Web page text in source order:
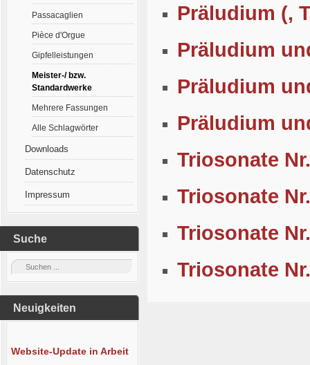
Passacaglien
Pièce d'Orgue
Gipfelleistungen
Meister-/ bzw.
Standardwerke
Mehrere Fassungen
Alle Schlagwörter
Downloads
Datenschutz
Impressum
Suche
Neuigkeiten
Website-Update in Arbeit
Präludium (,
Präludium
Präludium
Präludium
Triosonate
Triosonate
Triosonate
Triosonate